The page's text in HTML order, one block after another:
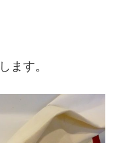
ます。